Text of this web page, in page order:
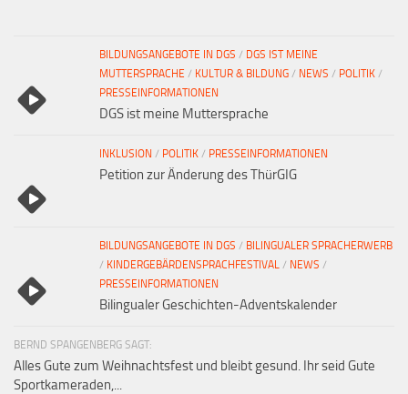
BILDUNGSANGEBOTE IN DGS / DGS IST MEINE
MUTTERSPRACHE / KULTUR & BILDUNG / NEWS / POLITIK /
PRESSEINFORMATIONEN
DGS ist meine Muttersprache
INKLUSION / POLITIK / PRESSEINFORMATIONEN
Petition zur Änderung des ThürGIG
BILDUNGSANGEBOTE IN DGS / BILINGUALER SPRACHERWERB
/ KINDERGEBÄRDENSPRACHFESTIVAL / NEWS /
PRESSEINFORMATIONEN
Bilingualer Geschichten-Adventskalender
BERND SPANGENBERG SAGT:
Alles Gute zum Weihnachtsfest und bleibt gesund. Ihr seid Gute
Sportkameraden,...